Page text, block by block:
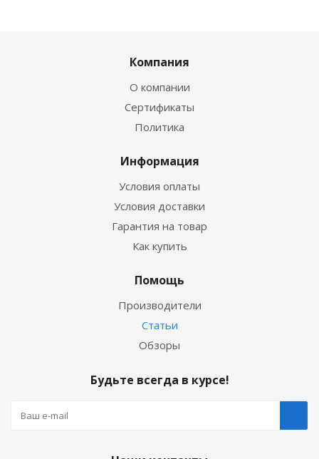
Компания
О компании
Сертификаты
Политика
Информация
Условия оплаты
Условия доставки
Гарантия на товар
Как купить
Помощь
Производители
Статьи
Обзоры
Будьте всегда в курсе!